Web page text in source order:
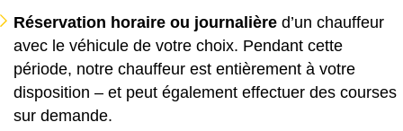
Réservation horaire ou journalière d’un chauffeur
avec le véhicule de votre choix. Pendant cette
période, notre chauffeur est entièrement à votre
disposition – et peut également effectuer des courses
sur demande.